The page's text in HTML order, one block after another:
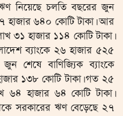
নিয়েছে চলতি বছরের জুন
হাজার ৬৪০ কোটি টাকা। আর
৩১ হাজার ১১৪ কোটি টাকা।
ব্যাংকে ২৬ হাজার ৫২৫
শেষে বাণিজ্যিক ব্যাংকে
১৩৮ কোটি টাকা। গত ২৫
৬৪ হাজার ৬৪ কোটি টাকা।
সরকারের ঋণ বেড়েছে ২৭